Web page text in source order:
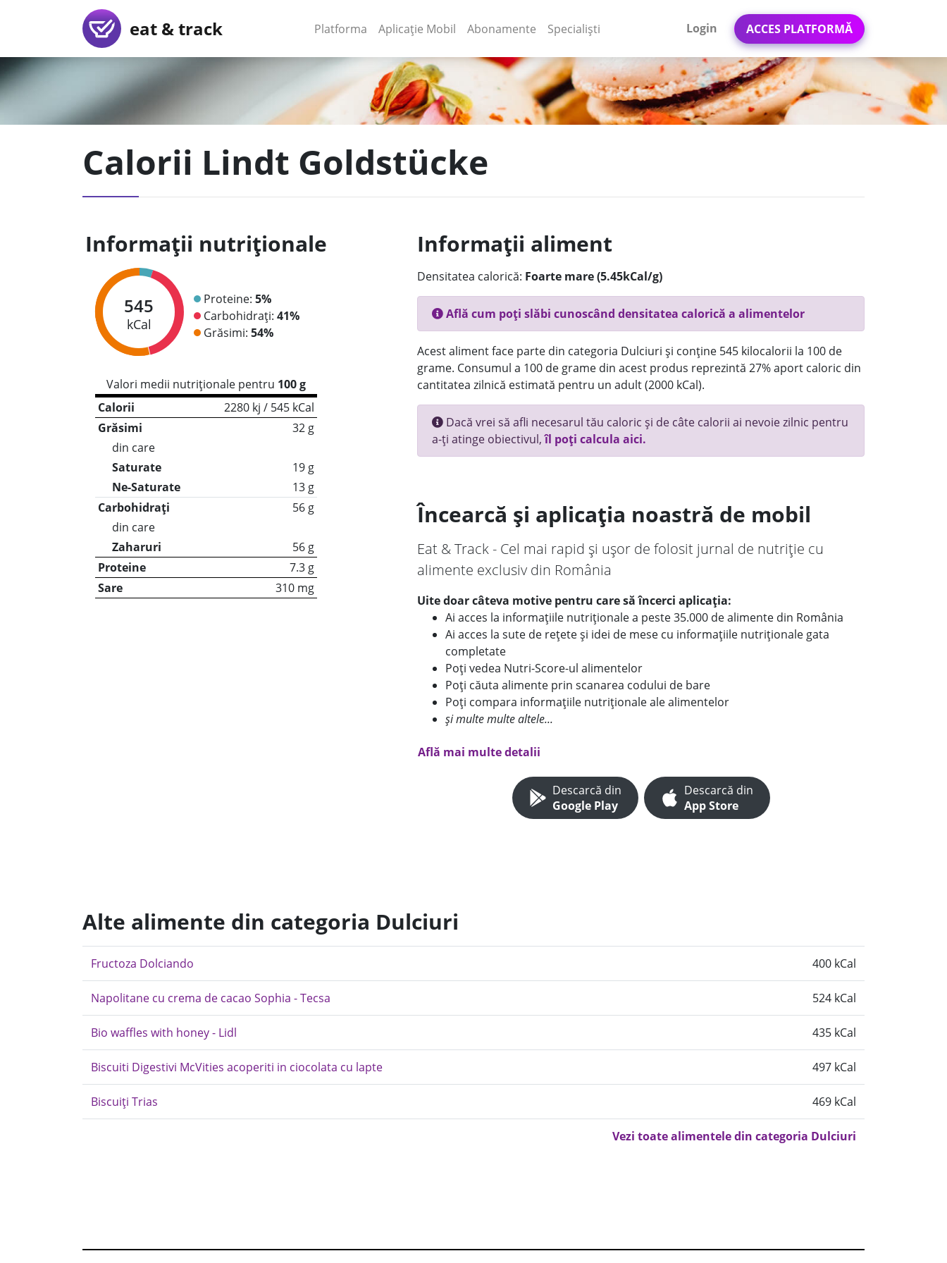
eat & track Platforma (current)
Aplicație Mobil (current)
Abonamente Specialiști Login ACCES PLATFORMĂ
Calorii Lindt Goldstücke
Informații nutriționale
545
kCal
Proteine: 5%
Carbohidrați: 41%
Grăsimi: 54%
Valori medii nutriționale pentru 100 g
Calorii
2280 kj / 545 kCal
Grăsimi
32 g
din care
Saturate
19 g
Ne-Saturate
13 g
Carbohidrați
56 g
din care
Zaharuri
56 g
Proteine
7.3 g
Sare
310 mg
Informații aliment
Densitatea calorică: Foarte mare (5.45kCal/g)
Află cum poți slăbi cunoscând densitatea calorică a alimentelor
Acest aliment face parte din categoria Dulciuri și conține 545 kilocalorii la 100 de
grame. Consumul a 100 de grame din acest produs reprezintă 27% aport caloric din
cantitatea zilnică estimată pentru un adult (2000 kCal).
Dacă vrei să afli necesarul tău caloric și de câte calorii ai nevoie zilnic pentru
a-ți atinge obiectivul,îl poți calcula aici.
Încearcă și aplicația noastră de mobil
Eat & Track - Cel mai rapid și ușor de folosit jurnal de nutriție cu
alimente exclusiv din România
Uite doar câteva motive pentru care să încerci aplicația:
Ai acces la informațiile nutriționale a peste 35.000 de alimente din România
Ai acces la sute de rețete și idei de mese cu informațiile nutriționale gata
completate
Poți vedea Nutri-Score-ul alimentelor
Poți căuta alimente prin scanarea codului de bare
Poți compara informațiile nutriționale ale alimentelor
și multe multe altele...
Află mai multe detalii
Descarcă din
Google Play
Descarcă din
App Store
Alte alimente din categoria Dulciuri
Fructoza Dolciando 400 kCal
Napolitane cu crema de cacao Sophia - Tecsa 524 kCal
Bio waffles with honey - Lidl 435 kCal
Biscuiti Digestivi McVities acoperiti in ciocolata cu lapte 497 kCal
Biscuiți Trias 469 kCal
Vezi toate alimentele din categoria Dulciuri